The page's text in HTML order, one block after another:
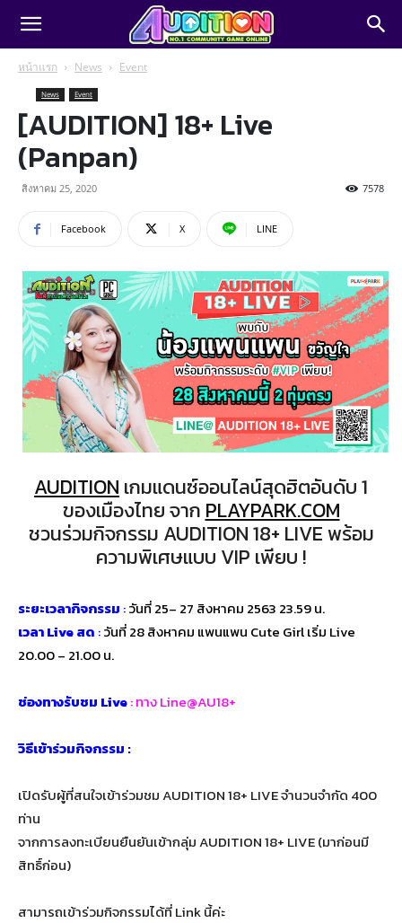
หน้าแรก News Event
News Event
[AUDITION] 18+ Live
(Panpan)
สิงหาคม 25, 2020 7578
Facebook X LINE
AUDITION เกมแดนซ์ออนไลน์สุดฮิตอันดับ 1
ของเมืองไทย จาก PLAYPARK.COM
ชวนร่วมกิจกรรม AUDITION 18+ LIVE พร้อม
ความพิเศษแบบ VIP เพียบ !
ระยะเวลากิจกรรม :วันที่ 25– 27 สิงหาคม 2563 23.59 น.
เวลา Live สด :วันที่ 28 สิงหาคม แพนแพน Cute Girl เริ่ม Live
20.00 – 21.00 น.
ช่องทางรับชม Live: ทาง Line@AU18+
วิธีเข้าร่วมกิจกรรม :
เปิดรับผู้ที่สนใจเข้าร่วมชม AUDITION 18+ LIVE จำนวนจำกัด 400
ท่าน
จากการลงทะเบียนยืนยันเข้ากลุ่ม AUDITION 18+ LIVE (มาก่อนมี
สิทธิ์ก่อน)
สามารถเข้าร่วมกิจกรรมได้ที่ Link นี้ค่ะ